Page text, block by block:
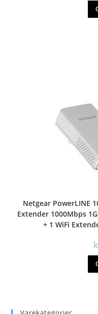
Netgear PowerLINE
Extender 1000Mbps
+ 1 WiFi